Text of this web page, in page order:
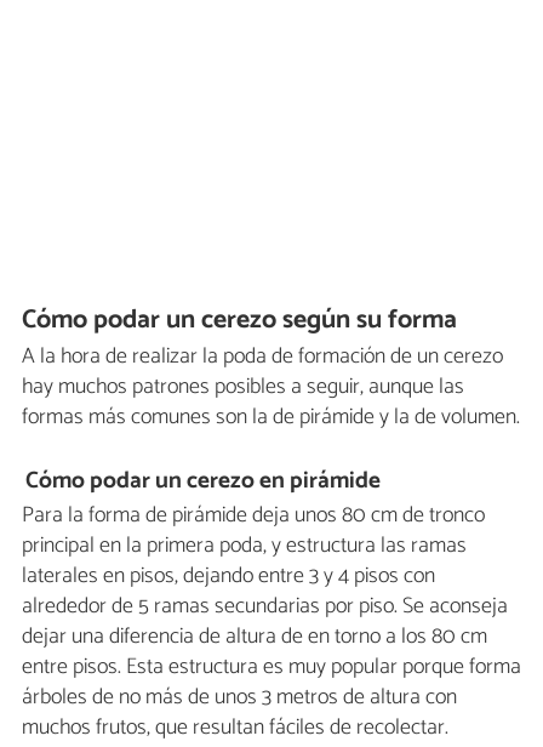
Cómo podar un cerezo según su forma
A la hora de realizar la poda de formación de un cerezo
hay muchos patrones posibles a seguir, aunque las
formas más comunes son la de pirámide y la de volumen.
Cómo podar un cerezo en pirámide
Para la forma de pirámide deja unos 80 cm de tronco
principal en la primera poda, y estructura las ramas
laterales en pisos, dejando entre 3 y 4 pisos con
alrededor de 5 ramas secundarias por piso. Se aconseja
dejar una diferencia de altura de en torno a los 80 cm
entre pisos. Esta estructura es muy popular porque forma
árboles de no más de unos 3 metros de altura con
muchos frutos, que resultan fáciles de recolectar.